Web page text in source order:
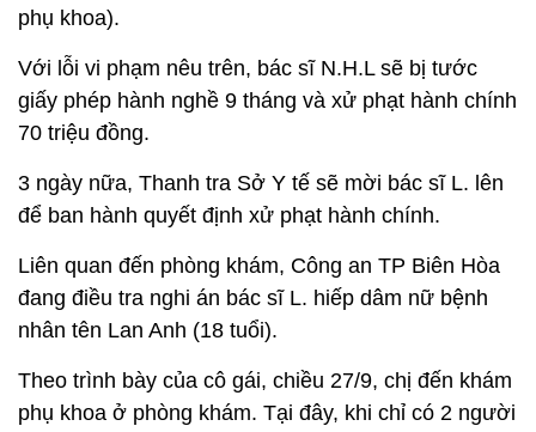
phụ khoa).
Với lỗi vi phạm nêu trên, bác sĩ N.H.L sẽ bị tước
giấy phép hành nghề 9 tháng và xử phạt hành chính
70 triệu đồng.
3 ngày nữa, Thanh tra Sở Y tế sẽ mời bác sĩ L. lên
để ban hành quyết định xử phạt hành chính.
Liên quan đến phòng khám, Công an TP Biên Hòa
đang điều tra nghi án bác sĩ L. hiếp dâm nữ bệnh
nhân tên Lan Anh (18 tuổi).
Theo trình bày của cô gái, chiều 27/9, chị đến khám
phụ khoa ở phòng khám. Tại đây, khi chỉ có 2 người